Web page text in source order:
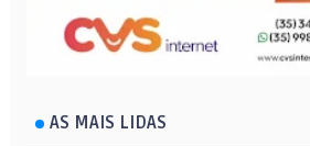
AS MAIS LIDAS